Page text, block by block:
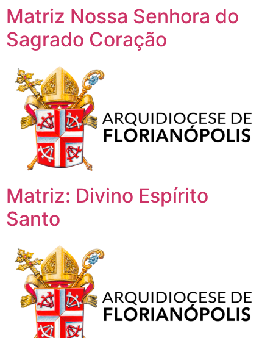
Matriz Nossa Senhora do
Sagrado Coração
Matriz: Divino Espírito
Santo